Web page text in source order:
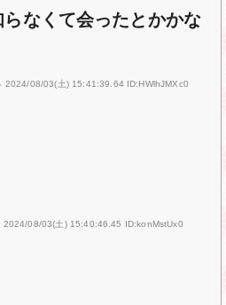
なくて会ったとかかな
2024/08/03(土) 15:41:39.64 ID:HWlhJMXc0
2024/08/03(土) 15:40:46.45 ID:konMstUx0